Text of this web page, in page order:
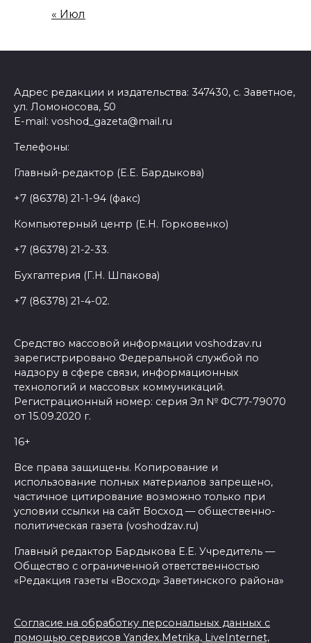
« Июл
Адрес редакции и издательства: 347430, с. Заветное,
ул. Ломоносова, 50
E-mail: voshod_gazeta@mail.ru
Телефоны:
Главный-редактор (Е.Е. Бардыкова)
+7 (86378) 21-1-94 (факс)
Компьютерный центр (Е.Н. Горковенко)
+7 (86378) 21-2-33.
Бухгалтерия (Г.Н. Шпакова)
+7 (86378) 21-4-02.
Средство массовой информации voshodzav.ru
зарегистрировано Федеральной службой по
надзору в сфере связи, информационных
технологий и массовых коммуникаций.
Регистрационный номер: серия Эл № ФС77-79070
от 15.09.2020 г.
16+
Все права защищены. Копирование и
использование полных материалов запрещено,
частичное цитирование возможно только при
условии ссылки на сайт Восход — общественно-
политическая газета (voshodzav.ru)
Главный редактор Бардыкова Е.Е. Учредитель —
Общество с ограниченной ответственностью
«Редакция газеты «Восход» Заветинского района»
Согласие на обработку персональных данных с
помощью сервисов Yandex.Metrika, LiveInternet,